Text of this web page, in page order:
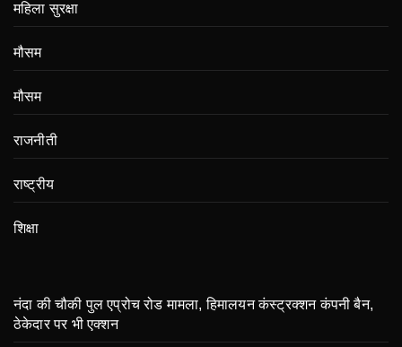
महिला सुरक्षा
मौसम
मौसम
राजनीती
राष्ट्रीय
शिक्षा
नंदा की चौकी पुल एप्रोच रोड मामला, हिमालयन कंस्ट्रक्शन कंपनी बैन,
ठेकेदार पर भी एक्शन